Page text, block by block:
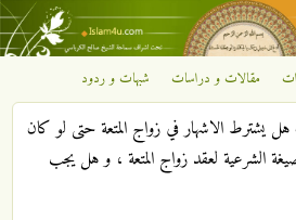
الرئيسي
مقالات و دراسات شبهات و ردود
هل يشترط الاشهار في زواج المتعة حتى لو كان
الشرعية لعقد زواج المتعة ، و هل يجب